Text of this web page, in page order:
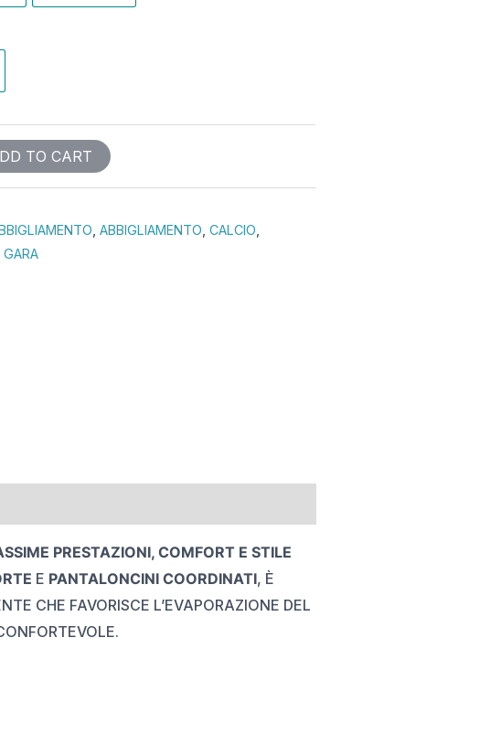
TO CART
,ABBIGLIAMENTO ,CALCIO
GARA
PRESTAZIONI, COMFORT E STILE
E PANTALONCINI COORDINATI, È
CHE FAVORISCE L’EVAPORAZIONE DEL